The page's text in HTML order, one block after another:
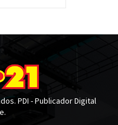
PDI - Publicador Digital